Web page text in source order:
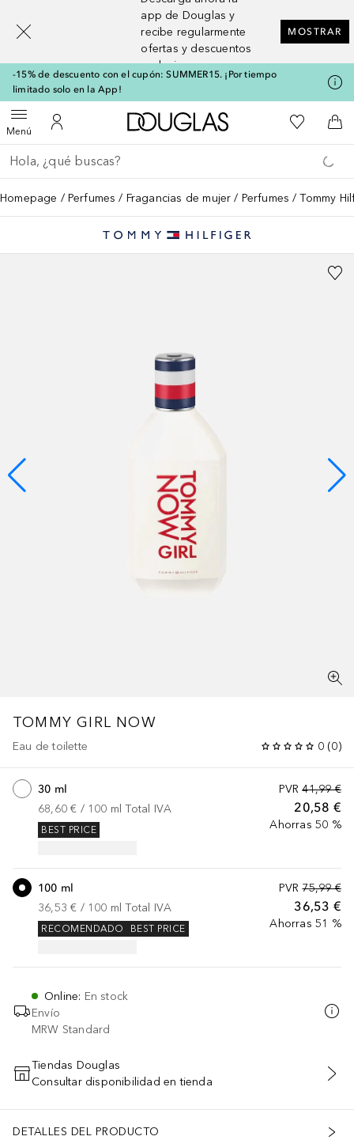
app de Douglas y
recibe regularmente
ofertas y descuentos
exclusivos
MOSTRAR
-15% de descuento con el cupón: SUMMER15. ¡Por tiempo
limitado solo en la App!
MenúAbrir menúMi cuenta
A Douglas HomeMi lista de
A
Regresar
Ejecutar búsqueda
Homepage Perfumes Fragancias de mujer Perfumes Tommy
TOMMY GIRL NOW
Eau de toilette 0 (0)
PVR 41,99 €
20,58 €
Ahorras 50 %
30 ml
68,60 € / 100 ml Total IVA
BEST PRICE
PVR 75,99 €
36,53 €
Ahorras 51 %
100 ml
36,53 € / 100 ml Total IVA
BEST PRICE
RECOMENDADO
Online: En stock
Envío
MRW Standard
AÑADIR AL CARRITO
Tiendas Douglas
Consultar disponibilidad en tienda
DETALLES DEL PRODUCTO
[navigation.slideout.screenreader]